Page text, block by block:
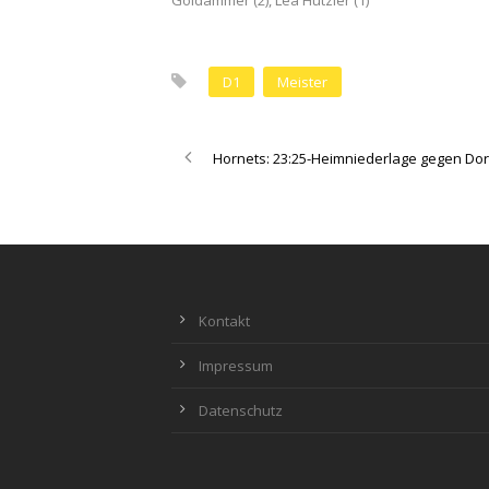
D1 Meister
Hornets: 23:25-Heimniederlage gegen
Kontakt
Impressum
Datenschutz